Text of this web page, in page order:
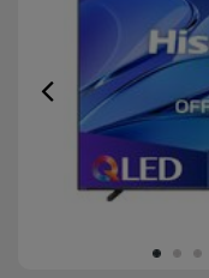
Previous